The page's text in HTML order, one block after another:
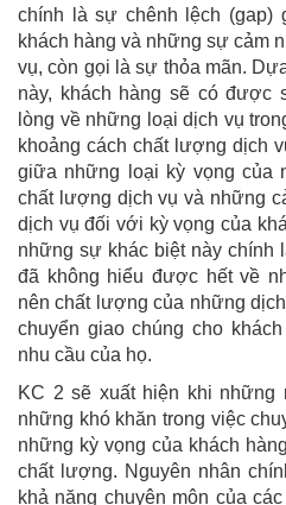
chính là sự chênh lệch (gap)
khách hàng và những sự cảm
vụ, còn gọi là sự thỏa mãn.
này, khách hàng sẽ có được
lòng về những loại dịch vụ
khoảng cách chất lượng dịch
giữa những loại kỳ vọng của
chất lượng dịch vụ và những
dịch vụ đối với kỳ vọng của
những sự khác biệt này chính
đã không hiểu được hết về
nên chất lượng của những
chuyển giao chúng cho
nhu cầu của họ.
KC 2 sẽ xuất hiện khi những
những khó khăn trong việc
những kỳ vọng của khách
chất lượng. Nguyên nhân
khả năng chuyên môn của